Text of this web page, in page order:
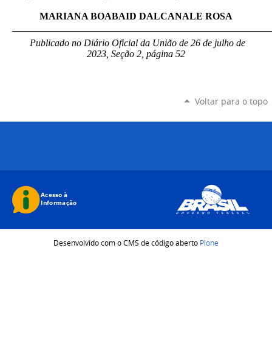
MARIANA BOABAID DALCANALE ROSA
Publicado no Diário Oficial da União de 26 de julho de
2023, Seção 2, página 52
Voltar para o topo
Desenvolvido com o CMS de código aberto Plone